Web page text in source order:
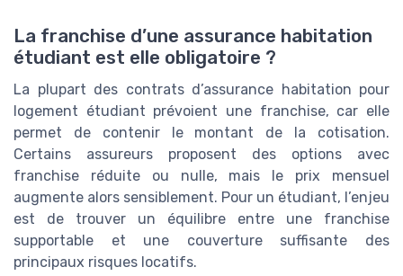
La franchise d’une assurance habitation
étudiant est elle obligatoire ?
La plupart des contrats d’assurance habitation pour
logement étudiant prévoient une franchise, car elle
permet de contenir le montant de la cotisation.
Certains assureurs proposent des options avec
franchise réduite ou nulle, mais le prix mensuel
augmente alors sensiblement. Pour un étudiant, l’enjeu
est de trouver un équilibre entre une franchise
supportable et une couverture suffisante des
principaux risques locatifs.